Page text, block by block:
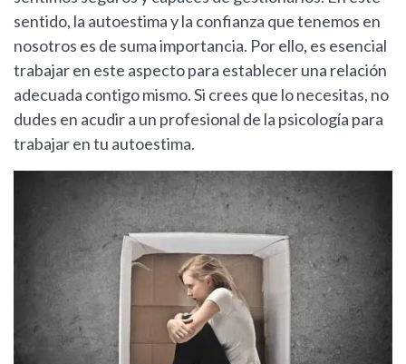
sentido, la autoestima y la confianza que tenemos en
nosotros es de suma importancia. Por ello, es esencial
trabajar en este aspecto para establecer una relación
adecuada contigo mismo. Si crees que lo necesitas, no
dudes en acudir a un profesional de la psicología para
trabajar en tu autoestima.